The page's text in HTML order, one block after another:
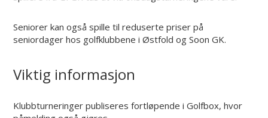
Seniorer kan også spille til reduserte priser på
seniordager hos golfklubbene i Østfold og Soon GK.
Viktig informasjon
Klubbturneringer publiseres fortløpende i Golfbox, hvor